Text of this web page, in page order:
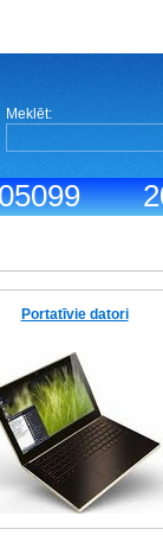
Meklēt:
Portatīvie datori